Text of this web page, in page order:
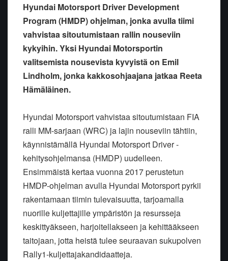
Hyundai Motorsport Driver Development
Program (HMDP) ohjelman, jonka avulla tiimi
vahvistaa sitoutumistaan rallin nouseviin
kykyihin. Yksi Hyundai Motorsportin
valitsemista nousevista kyvyistä on Emil
Lindholm, jonka kakkosohjaajana jatkaa Reeta
Hämäläinen.
Hyundai Motorsport vahvistaa sitoutumistaan FIA
ralli MM-sarjaan (WRC) ja lajin nouseviin tähtiin,
käynnistämällä Hyundai Motorsport Driver -
kehitysohjelmansa (HMDP) uudelleen.
Ensimmäistä kertaa vuonna 2017 perustetun
HMDP-ohjelman avulla Hyundai Motorsport pyrkii
rakentamaan tiimin tulevaisuutta, tarjoamalla
nuorille kuljettajille ympäristön ja resursseja
keskittyäkseen, harjoitellakseen ja kehittääkseen
taitojaan, jotta heistä tulee seuraavan sukupolven
Rally1-kuljettajakandidaatteja.